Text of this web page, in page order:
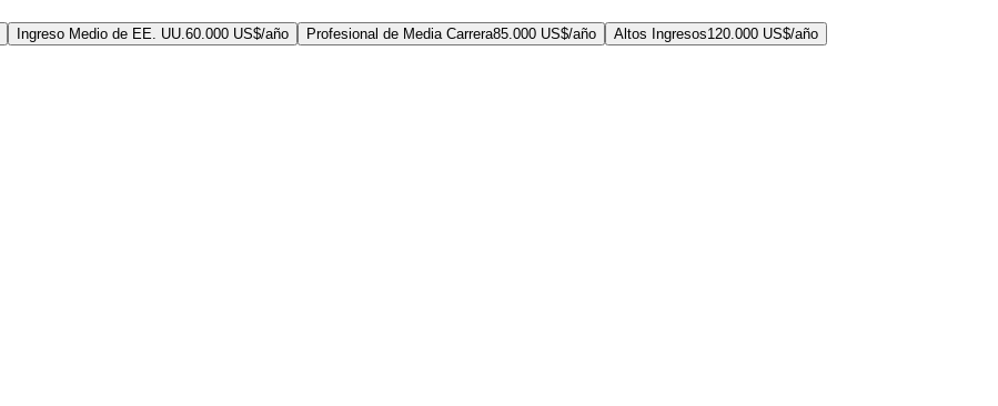
Ingreso Medio de EE. UU. 60.000 US$/año Profesional de Media Carrera85.000 US$/año Altos Ingresos120.000 US$/año